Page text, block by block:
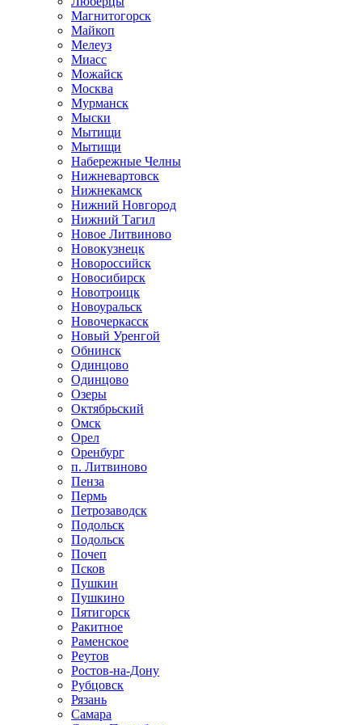
Магнитогорск
Майкоп
Мелеуз
Миасс
Можайск
Москва
Мурманск
Мыски
Мытищи
Мытищи
Набережные Челны
Нижневартовск
Нижнекамск
Нижний Новгород
Нижний Тагил
Новое Литвиново
Новокузнецк
Новороссийск
Новосибирск
Новотроицк
Новоуральск
Новочеркасск
Новый Уренгой
Обнинск
Одинцово
Одинцово
Озеры
Октябрьский
Омск
Орел
Оренбург
п. Литвиново
Пенза
Пермь
Петрозаводск
Подольск
Подольск
Почеп
Псков
Пушкин
Пушкино
Пятигорск
Ракитное
Раменское
Реутов
Ростов-на-Дону
Рубцовск
Рязань
Самара